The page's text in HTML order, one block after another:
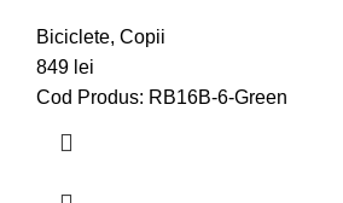
Biciclete, Copii
849 lei
Cod Produs: RB16B-6-Green